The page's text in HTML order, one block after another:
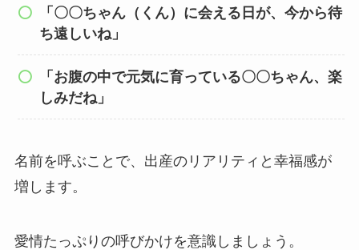
「〇〇ちゃん（くん）に会える日が、今から待
ち遠しいね」
「お腹の中で元気に育っている〇〇ちゃん、楽
しみだね」
名前を呼ぶことで、出産のリアリティと幸福感が
増します。
愛情たっぷりの呼びかけを意識しましょう。